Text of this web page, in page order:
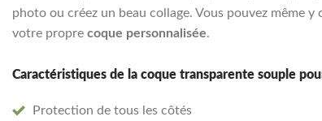
photo ou créez un beau collage. Vous pouvez même
votre propre coque personnalisée.
Caractéristiques de la coque transparente souple
Protection de tous les côtés